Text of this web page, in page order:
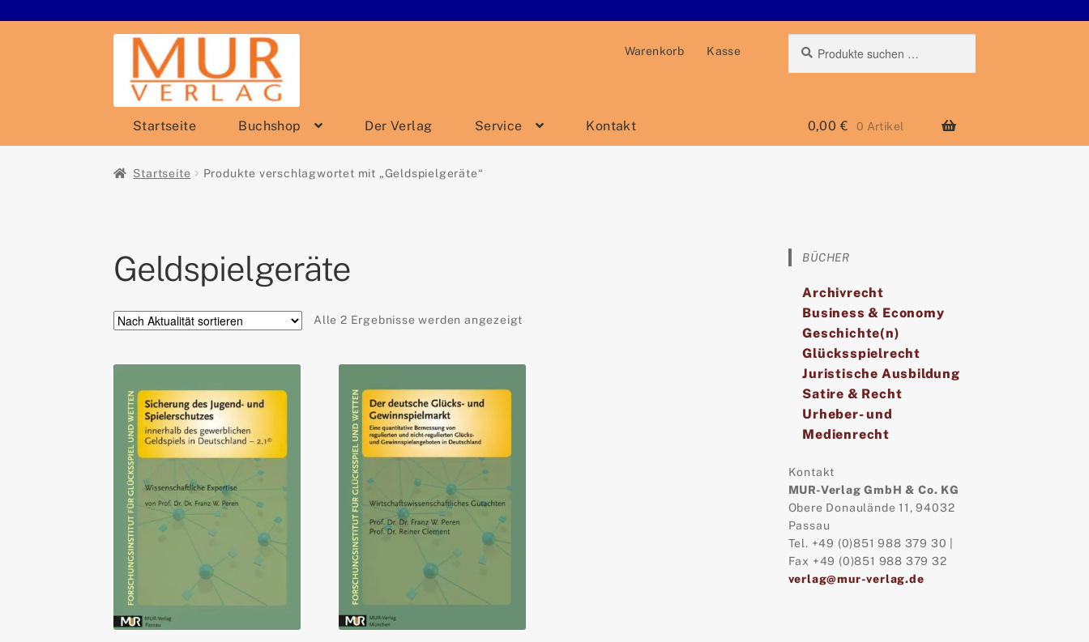
Zur
Navigation
springen
Zum
Inhalt
springen
Warenkorb Kasse
nach:
Startseite Buchshop Der Verlag Service Kontakt 0,00€ 0 Artikel
Startseite Produkte verschlagwortet mit „Geldspielgeräte“
Geldspielgeräte
Alle 2 Ergebnisse werden angezeigt
BÜCHER
Archivrecht
Business & Economy
Geschichte(n)
Glücksspielrecht
Juristische Ausbildung
Satire & Recht
Urheber- und
Medienrecht
Kontakt
MUR-Verlag GmbH & Co. KG
Obere Donaulände 11, 94032
Passau
Tel. +49 (0)851 988 379 30 |
Fax +49 (0)851 988 379 32
verlag@mur-verlag.de